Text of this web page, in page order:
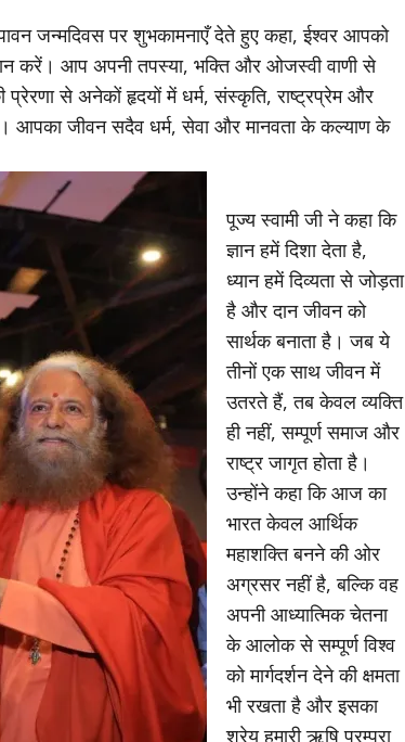
जन्मदिवस पर शुभकामनाएँ देते हुए कहा, ईश्वर आपको
करें। आप अपनी तपस्या, भक्ति और ओजस्वी वाणी से
से अनेकों हृदयों में धर्म, संस्कृति, राष्ट्रप्रेम और
आपका जीवन सदैव धर्म, सेवा और मानवता के कल्याण के
पूज्य स्वामी जी ने कहा कि
ज्ञान हमें दिशा देता है,
ध्यान हमें दिव्यता से जोड़ता
है और दान जीवन को
सार्थक बनाता है। जब ये
तीनों एक साथ जीवन में
उतरते हैं, तब केवल व्यक्ति
ही नहीं, सम्पूर्ण समाज और
राष्ट्र जागृत होता है।
उन्होंने कहा कि आज का
भारत केवल आर्थिक
महाशक्ति बनने की ओर
अग्रसर नहीं है, बल्कि वह
अपनी आध्यात्मिक चेतना
के आलोक से सम्पूर्ण विश्व
को मार्गदर्शन देने की क्षमता
भी रखता है और इसका
श्रेय हमारी ऋषि परम्परा